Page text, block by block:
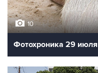
10
Фотохроника 29 июля